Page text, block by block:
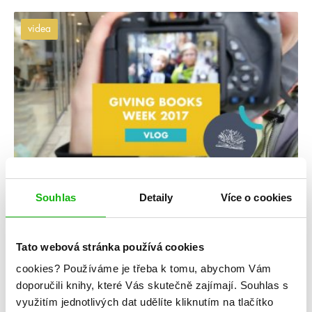
Souhlas Detaily Více o cookies
Tato webová stránka používá cookies
cookies? Používáme je třeba k tomu, abychom Vám
doporučili knihy, které Vás skutečně zajímají. Souhlas s
využitím jednotlivých dat udělíte kliknutím na tlačítko
videa
číst více
« 1 ... 34 35 36 37 38 39